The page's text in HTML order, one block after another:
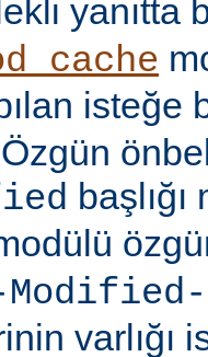
yanıtta
isteğe
Özgün
varlığı